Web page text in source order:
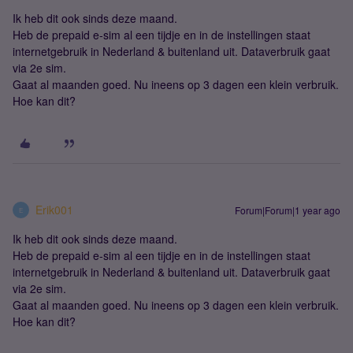
Ik heb dit ook sinds deze maand.
Heb de prepaid e-sim al een tijdje en in de instellingen staat
internetgebruik in Nederland & buitenland uit. Dataverbruik gaat
via 2e sim.
Gaat al maanden goed. Nu ineens op 3 dagen een klein verbruik.
Hoe kan dit?
E Erik001 Forum|Forum|1 year ago
Ik heb dit ook sinds deze maand.
Heb de prepaid e-sim al een tijdje en in de instellingen staat
internetgebruik in Nederland & buitenland uit. Dataverbruik gaat
via 2e sim.
Gaat al maanden goed. Nu ineens op 3 dagen een klein verbruik.
Hoe kan dit?